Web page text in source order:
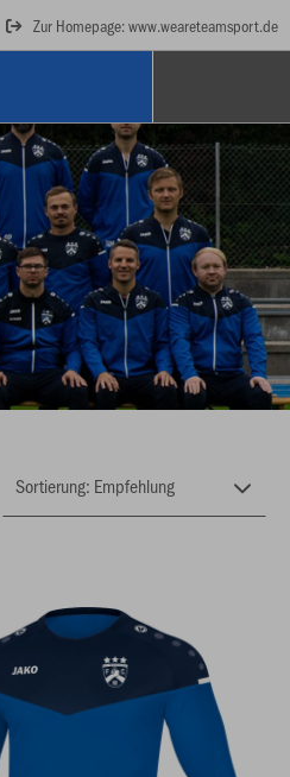
Zur Homepage: www.weareteamsport.de